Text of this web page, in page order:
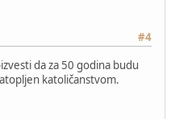
#4
da za 50 godina budu
katoličanstvom.